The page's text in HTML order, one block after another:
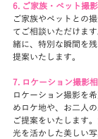
6. ご家族・ペット撮
ご家族やペットとの
てご相談いただけま
緒に、特別な瞬間を
提案いたします。
7. ロケーション撮影
ロケーション撮影を
めロケ地や、お二人
ご提案をいたします
光を活かした美しい